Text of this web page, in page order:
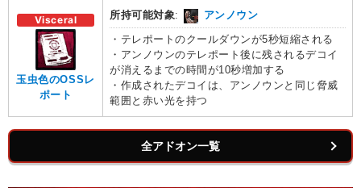
Visceral
玉虫色のOSSレ
ポート
所持可能対象:
アンノウン
・テレポートのクールダウンが5秒短縮される
・アンノウンのテレポート後に残されるデコイ
が消えるまでの時間が10秒増加する
・作成されたデコイは、アンノウンと同じ脅威
範囲と赤い光を持つ
全アドオン一覧